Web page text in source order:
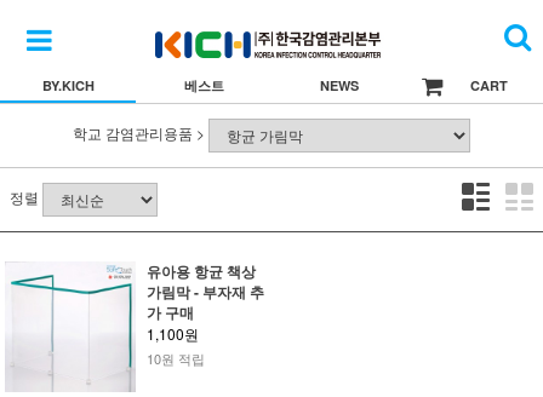
BY.KICH 베스트 NEWS CART
학교 감염관리용품 >
정렬
유아용 항균 책상
가림막 - 부자재 추
가 구매
1,100원
10원 적립